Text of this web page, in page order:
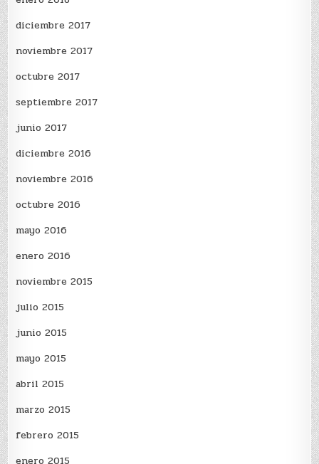
diciembre 2017
noviembre 2017
octubre 2017
septiembre 2017
junio 2017
diciembre 2016
noviembre 2016
octubre 2016
mayo 2016
enero 2016
noviembre 2015
julio 2015
junio 2015
mayo 2015
abril 2015
marzo 2015
febrero 2015
enero 2015